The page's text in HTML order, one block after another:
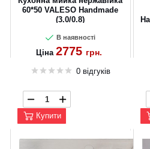
60*50 VALESO Handmade
(3.0/0.8)
В наявності
Ціна 2775 грн.
0 відгуків
Купити